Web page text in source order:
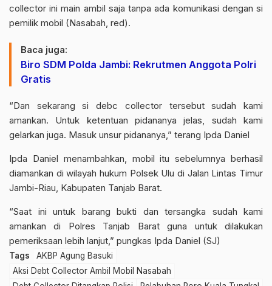
collector ini main ambil saja tanpa ada komunikasi dengan si
pemilik mobil (Nasabah, red).
Baca juga:
Biro SDM Polda Jambi: Rekrutmen Anggota Polri
Gratis
“Dan sekarang si debc collector tersebut sudah kami
amankan. Untuk ketentuan pidananya jelas, sudah kami
gelarkan juga. Masuk unsur pidananya,” terang Ipda Daniel
Ipda Daniel menambahkan, mobil itu sebelumnya berhasil
diamankan di wilayah hukum Polsek Ulu di Jalan Lintas Timur
Jambi-Riau, Kabupaten Tanjab Barat.
“Saat ini untuk barang bukti dan tersangka sudah kami
amankan di Polres Tanjab Barat guna untuk dilakukan
pemeriksaan lebih lanjut,” pungkas Ipda Daniel (SJ)
Tags
AKBP Agung Basuki
Aksi Debt Collector Ambil Mobil Nasabah